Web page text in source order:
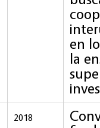
en
la
2018